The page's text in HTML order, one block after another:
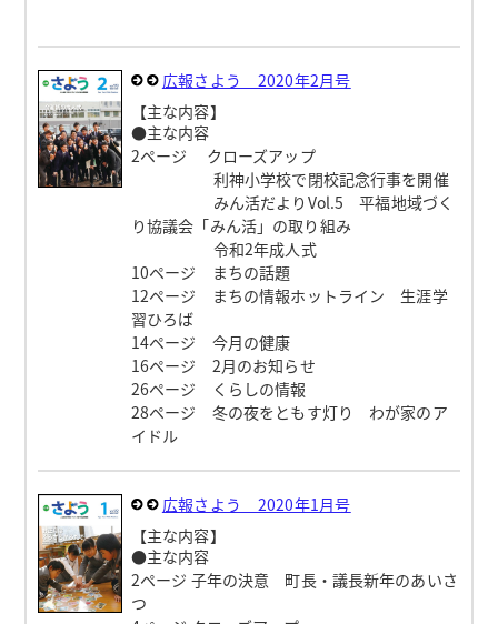
広報さよう 2020年2月号
【主な内容】
●主な内容
2ページ クローズアップ
利神小学校で閉校記念行事を開催
みん活だよりVol.5 平福地域づく
り協議会「みん活」の取り組み
令和2年成人式
10ページ まちの話題
12ページ まちの情報ホットライン 生涯学
習ひろば
14ページ 今月の健康
16ページ 2月のお知らせ
26ページ くらしの情報
28ページ 冬の夜をともす灯り わが家のア
イドル
広報さよう 2020年1月号
【主な内容】
●主な内容
2ページ 子年の決意 町長・議長新年のあいさ
つ